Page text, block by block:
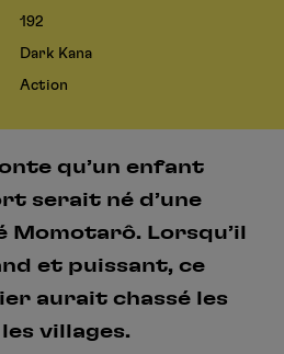
192
Dark Kana
Action
qu’un enfant
serait né d’une
Momotarô. Lorsqu’il
et puissant, ce
aurait chassé les
villages.